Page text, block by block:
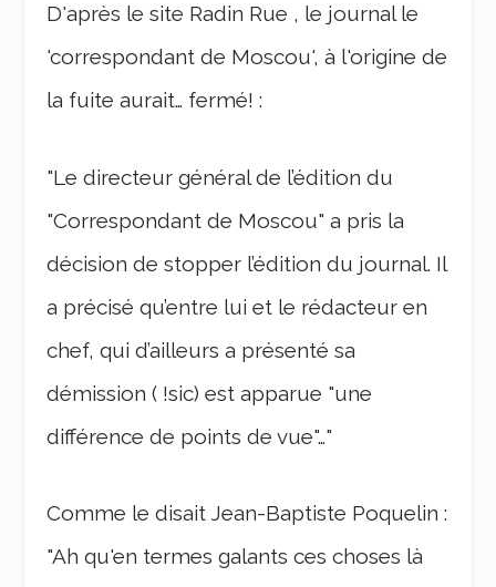
D'après le site Radin Rue , le journal le
'correspondant de Moscou', à l'origine de
la fuite aurait… fermé! :
"Le directeur général de l’édition du
"Correspondant de Moscou" a pris la
décision de stopper l’édition du journal. Il
a précisé qu’entre lui et le rédacteur en
chef, qui d’ailleurs a présenté sa
démission ( !sic) est apparue "une
différence de points de vue"…"
Comme le disait Jean-Baptiste Poquelin :
"Ah qu'en termes galants ces choses là